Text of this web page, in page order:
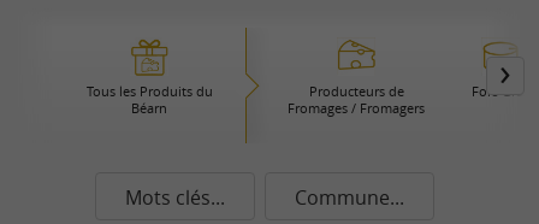
Tous les Produits du
Béarn
Producteurs de
Fromages / Fromagers
Foie Gras
Mots clés... Commune...